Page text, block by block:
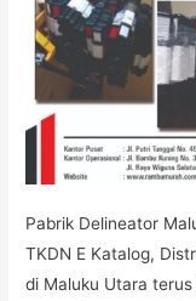
Pabrik Delineator
TKDN E Katalog,
di Maluku Utara